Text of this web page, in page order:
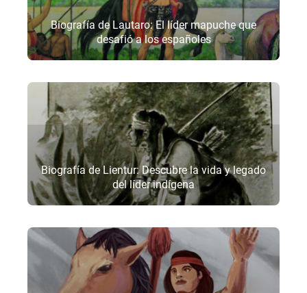
Biografía de Lautaro: El líder mapuche que
desafió a los españoles
Biografía de Lientur: Descubre la vida y legado
del líder indígena